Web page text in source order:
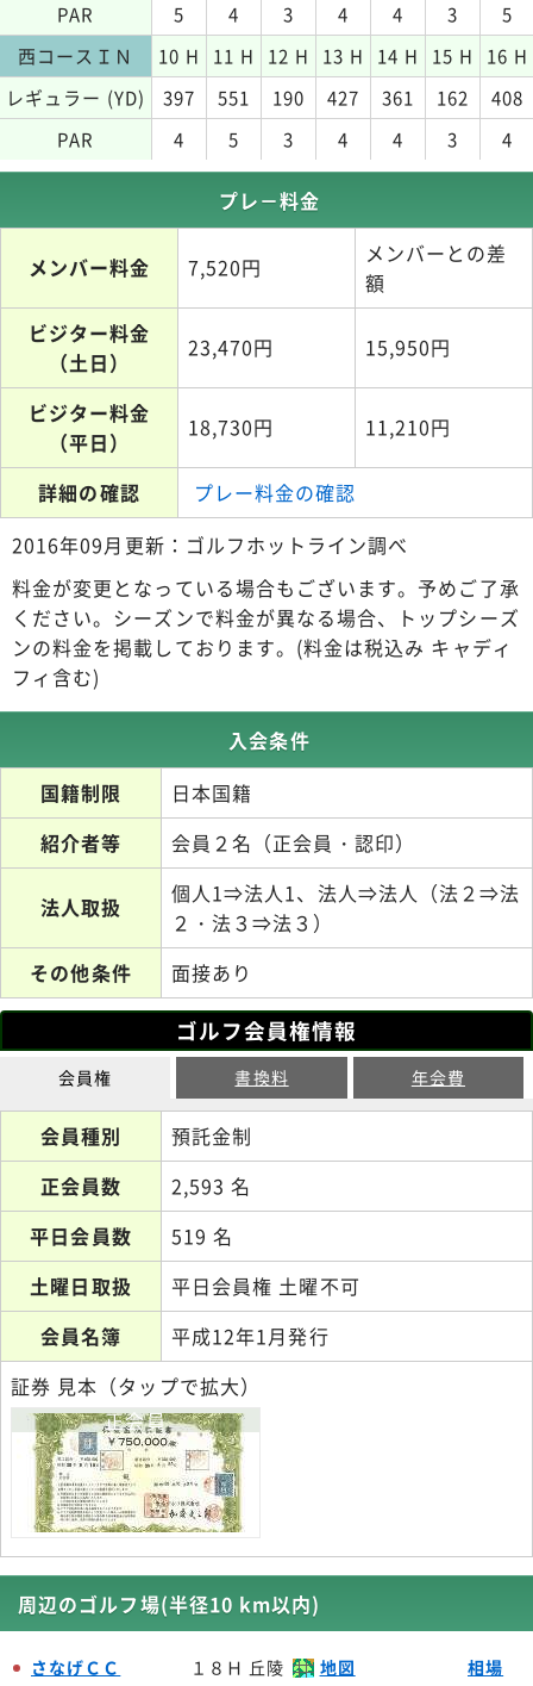
PAR
5 4 3 4 4 3
5
西コースＩＮ
10 H 11 H 12 H 13 H 14 H 15 H
16 H
レギュラー (YD)
397 551 190 427 361 162
408
PAR
4 5 3 4 4 3 4
プレ－料金
メンバー料金 7,520円
メンバーとの差
額
ビジター料金
（土日）
23,470円 15,950円
ビジター料金
（平日）
18,730円 11,210円
詳細の確認
プレー料金の確認
2016年09月更新：ゴルフホットライン調べ
料金が変更となっている場合もございます。予めご了承
ください。シーズンで料金が異なる場合、トップシーズ
ンの料金を掲載しております。(料金は税込み キャディ
フィ含む)
入会条件
国籍制限
日本国籍
紹介者等
会員２名（正会員・認印）
法人取扱
個人1⇒法人1、法人⇒法人（法２⇒法
２・法３⇒法３）
その他条件
面接あり
ゴルフ会員権情報
会員権 書換料 年会費
会員種別
預託金制
正会員数
2,593 名
平日会員数
519 名
土曜日取扱
平日会員権 土曜不可
会員名簿
平成12年1月発行
証券 見本（タップで拡大）
正会員
周辺のゴルフ場(半径10 km以内)
さなげＣＣ １８Ｈ 丘陵 地図 相場